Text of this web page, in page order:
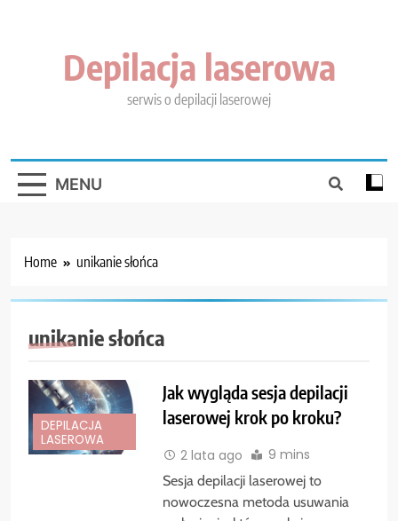
Depilacja laserowa
serwis o depilacji laserowej
MENU
Home unikanie słońca
unikanie słońca
DEPILACJA
LASEROWA
Jak wygląda sesja depilacji
laserowej krok po kroku?
2 lata ago 9 mins
Sesja depilacji laserowej to
nowoczesna metoda usuwania